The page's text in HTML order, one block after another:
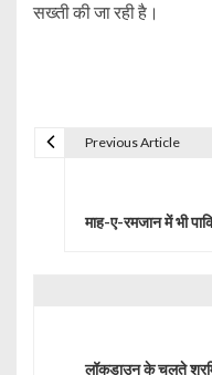
सख्ती की जा रही है।
Previous Article
माह-ए-रमजान में भी
लॉकडाउन के चलते